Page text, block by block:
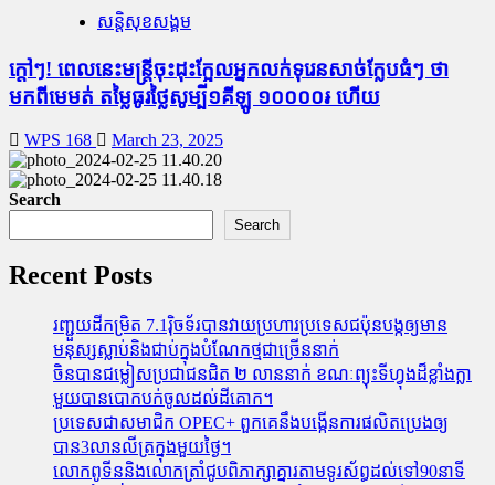
សន្តិសុខសង្គម
ក្តៅៗ! ពេលនេះមន្រ្តីចុះដុះក្អែលអ្នកលក់ទុរេនសាច់ក្លែបធំៗ ថា
មកពីមេមត់ តម្លៃធូរថ្លៃសូម្បី១គីឡូ ១០០០០៛ ហើយ
WPS 168 March 23, 2025
Search
Search
Recent Posts
រញ្ជួយដីកម្រិត​ 7.1រ៉ិចទ័របានវាយប្រហារប្រទេសជប៉ុនបង្កឲ្យមាន
មនុស្សស្លាប់​និង​ជាប់ក្នុងបំណែកថ្មជាច្រើននាក់
ចិនបានជម្លៀសប្រជាជនជិត ២ លាននាក់ ខណៈព្យុះទីហ្វុងដ៏ខ្លាំងក្លា
មួយបានបោកបក់ចូលដល់ដីគោក។
ប្រទេសជាសមាជិក OPEC+​ ពួកគេនឹងបង្កើនការផលិតប្រេងឲ្យ
បាន3លានលីត្រក្នុងមួយថ្ងៃ។
លោកពូទីននិងលោកត្រាំជូបពិភាក្សាគ្នារតាមទូរស័ព្ធដល់ទៅ90នាទី